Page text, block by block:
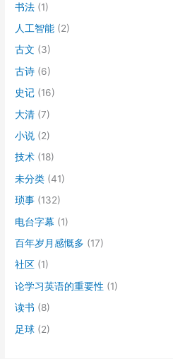
书法 (1)
人工智能 (2)
古文 (3)
古诗 (6)
史记 (16)
大清 (7)
小说 (2)
技术 (18)
未分类 (41)
琐事 (132)
电台字幕 (1)
百年岁月感慨多 (17)
社区 (1)
论学习英语的重要性 (1)
读书 (8)
足球 (2)